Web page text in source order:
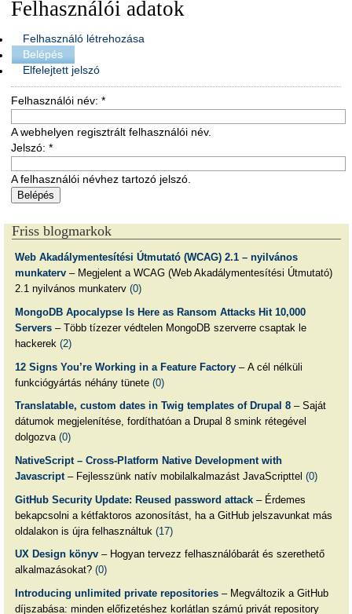
Felhasználói adatok
Felhasználó létrehozása
Belépés
Elfelejtett jelszó
Felhasználói név: *
A webhelyen regisztrált felhasználói név.
Jelszó: *
A felhasználói névhez tartozó jelszó.
Friss blogmarkok
Web Akadálymentesítési Útmutató (WCAG) 2.1 – nyilvános
munkaterv– Megjelent a WCAG (Web Akadálymentesítési Útmutató)
2.1 nyilvános munkaterv (0)
MongoDB Apocalypse Is Here as Ransom Attacks Hit 10,000
Servers– Több tízezer védtelen MongoDB szerverre csaptak le
hackerek (2)
12 Signs You’re Working in a Feature Factory– A cél nélküli
funkciógyártás néhány tünete (0)
Translatable, custom dates in Twig templates of Drupal 8– Saját
dátumok megjelenítése, fordíthatóan a Drupal 8 smink rétegével
dolgozva (0)
NativeScript – Cross-Platform Native Development with
Javascript– Fejlesszünk natív mobilalkalmazást JavaScripttel (0)
GitHub Security Update: Reused password attack– Érdemes
bekapcsolni a kétfaktoros azonosítást, ha a GitHub jelszavunkat más
oldalakon is újra felhasználtuk (17)
UX Design könyv– Hogyan tervezz felhasználóbarát és szerethető
alkalmazásokat? (0)
Introducing unlimited private repositories– Megváltozik a GitHub
díjszabása: minden előfizetéshez korlátlan számú privát repository